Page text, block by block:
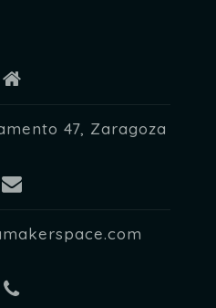
47, Zaragoza